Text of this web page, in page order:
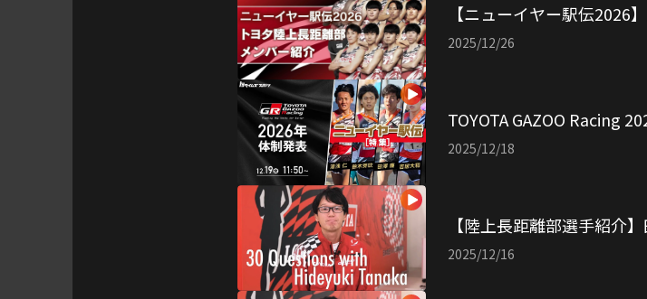
【ニューイヤー駅伝2026
2025/12/26
TOYOTA GAZOO Racing
2025/12/18
【陸上長距離部選手紹介
2025/12/16